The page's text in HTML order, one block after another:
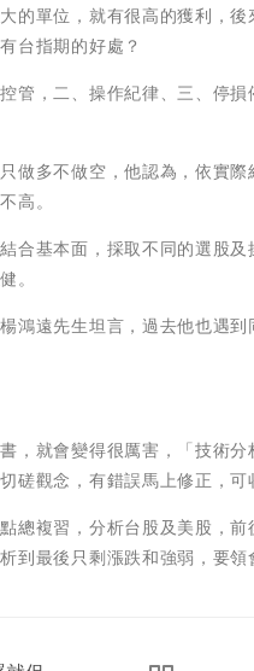
的單位，就有很高的獲利，
台指期的好處？
管，二、操作紀律、三、停
做多不做空，他認為，依實
高。
合基本面，採取不同的選股
。
鴻遠先生坦言，過去他也遇
，就會變得很厲害，「技術
磋觀念，有錯誤馬上修正，可
總複習，分析台股及美股，
到最後只剩漲跌和強弱，要領